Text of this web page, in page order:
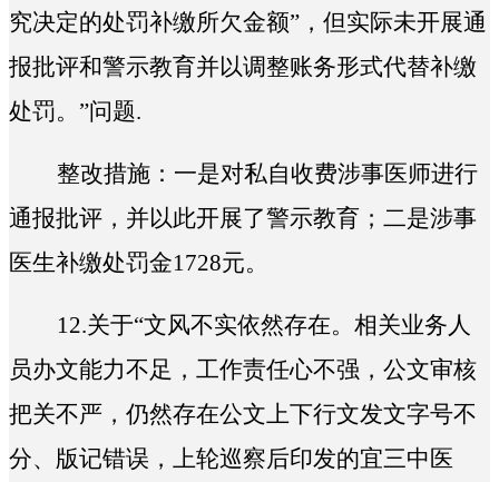
究决定的处罚补缴所欠金额”，但实际未开展通
报批评和警示教育并以调整账务形式代替补缴
处罚。 ”问题.
整改措施： 一是对私自收费涉事医师进行
通报批评，并以此开展了警示教育； 二是涉事
医生补缴处罚金1728元。
12.关于“文风不实依然存在。相关业务人
员办文能力不足，工作责任心不强，公文审核
把关不严，仍然存在公文上下行文发文字号不
分、版记错误，上轮巡察后印发的宜三中医